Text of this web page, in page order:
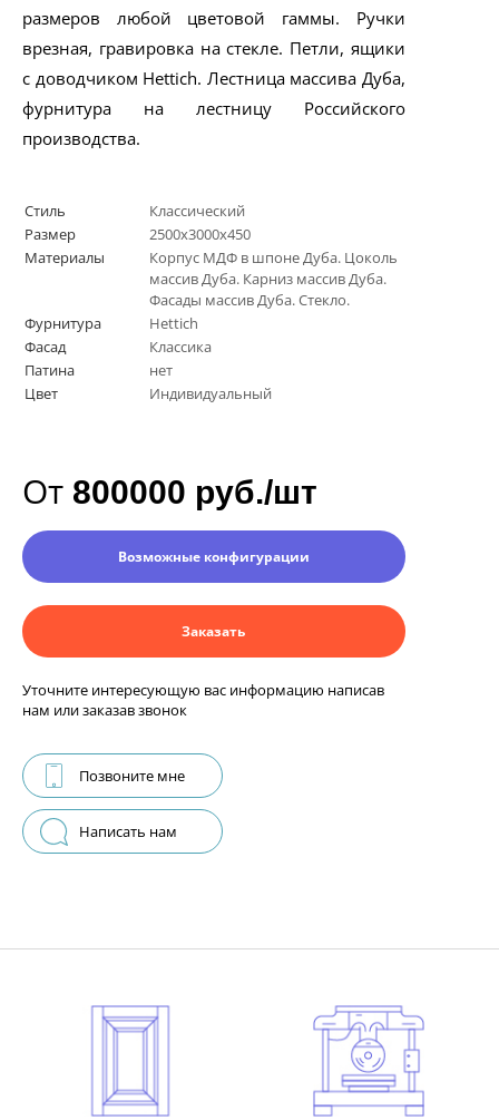
размеров любой цветовой гаммы. Ручки
врезная, гравировка на стекле. Петли, ящики
с доводчиком Hettich. Лестница массива Дуба,
фурнитура на лестницу Российского
производства.
Стиль
Классический
Размер
2500х3000х450
Материалы
Корпус МДФ в шпоне Дуба. Цоколь
массив Дуба. Карниз массив Дуба.
Фасады массив Дуба. Стекло.
Фурнитура
Hettich
Фасад
Классика
Патина
нет
Цвет
Индивидуальный
От 800000 руб./шт
Возможные конфигурации
Заказать
Уточните интересующую вас информацию написав
нам или заказав звонок
Позвоните мне
Написать нам